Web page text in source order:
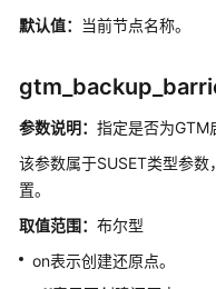
设
建
应
序
开
默认值： 当前节点名称。
参数说明： 指定是否为GTM
该参数属于SUSET类型参数
置。
取值范围： 布尔型
on表示创建还原点。